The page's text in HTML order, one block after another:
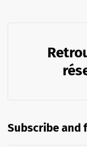
Subscribe and